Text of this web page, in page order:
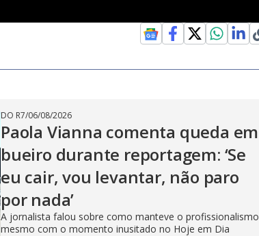
DO R7/06/08/2026
Paola Vianna comenta queda em
bueiro durante reportagem: ‘Se
eu cair, vou levantar, não paro
por nada’
A jornalista falou sobre como manteve o profissionalismo
mesmo com o momento inusitado no Hoje em Dia